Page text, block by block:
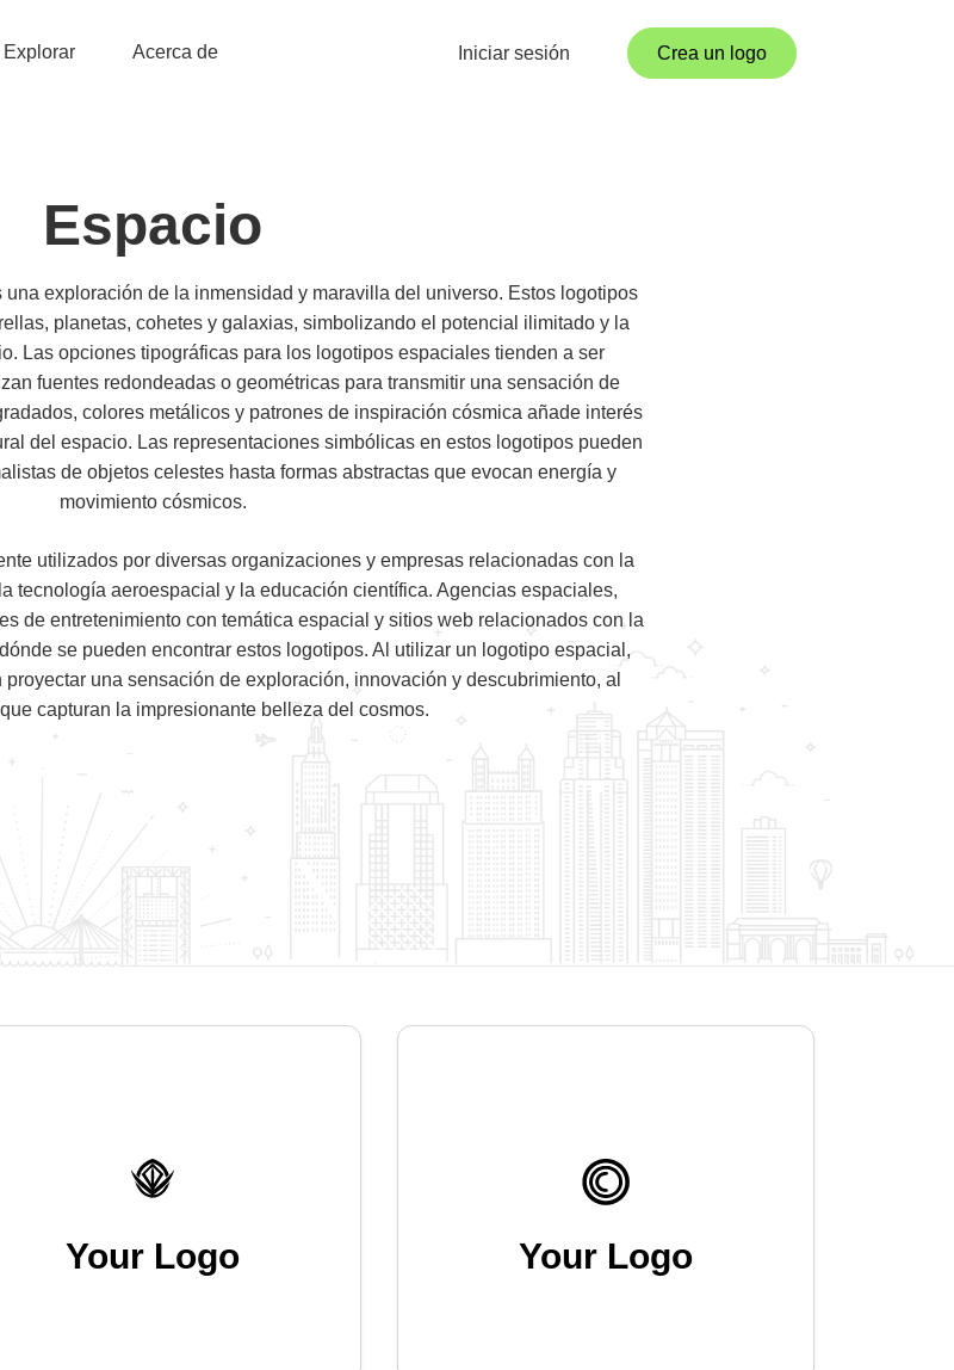
Explorar Acerca de Iniciar sesión Crea un logo
Espacio
exploración de la inmensidad y maravilla del universo. Estos logotipos
planetas, cohetes y galaxias, simbolizando el potencial ilimitado y la
Las opciones tipográficas para los logotipos espaciales tienden a ser
fuentes redondeadas o geométricas para transmitir una sensación de
colores metálicos y patrones de inspiración cósmica añade interés
del espacio. Las representaciones simbólicas en estos logotipos pueden
de objetos celestes hasta formas abstractas que evocan energía y
movimiento cósmicos.
utilizados por diversas organizaciones y empresas relacionadas con la
tecnología aeroespacial y la educación científica. Agencias espaciales,
de entretenimiento con temática espacial y sitios web relacionados con la
se pueden encontrar estos logotipos. Al utilizar un logotipo espacial,
una sensación de exploración, innovación y descubrimiento, al
capturan la impresionante belleza del cosmos.
Your Logo Your Logo